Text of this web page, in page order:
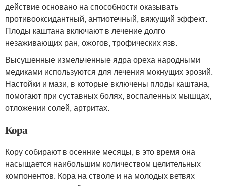
действие основано на способности оказывать
противооксидантный, антиотечный, вяжущий эффект.
Плоды каштана включают в лечение долго
незаживающих ран, ожогов, трофических язв.
Высушенные измельченные ядра ореха народными
медиками используются для лечения мокнущих эрозий.
Настойки и мази, в которые включены плоды каштана,
помогают при суставных болях, воспаленных мышцах,
отложении солей, артритах.
Кора
Кору собирают в осенние месяцы, в это время она
насыщается наибольшим количеством целительных
компонентов. Кора на стволе и на молодых ветвях